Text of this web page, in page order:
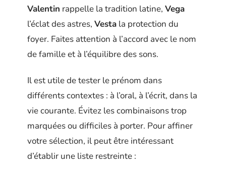
Valentin rappelle la tradition latine, Vega
l’éclat des astres, Vesta la protection du
foyer. Faites attention à l’accord avec le nom
de famille et à l’équilibre des sons.
Il est utile de tester le prénom dans
différents contextes : à l’oral, à l’écrit, dans la
vie courante. Évitez les combinaisons trop
marquées ou difficiles à porter. Pour affiner
votre sélection, il peut être intéressant
d’établir une liste restreinte :